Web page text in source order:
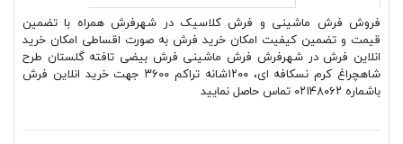
فروش فرش ماشینی و فرش کلاسیک در شهرفرش همراه با تضمین
قیمت و تضمین کیفیت امکان خرید فرش به صورت اقساطی امکان خرید
انلاین فرش در شهرفرش فرش ماشینی فرش بیضی تافته گلستان طرح
شاهچراغ کرم نسکافه ای، ۱۲۰۰شانه تراکم ۳۶۰۰ جهت خرید انلاین فرش
باشماره ۰۲۱۴۸۰۶۲ تماس حاصل نمایید